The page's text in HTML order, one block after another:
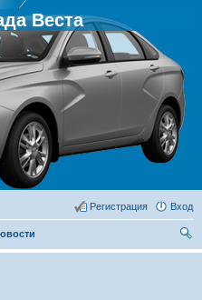
Веста
Вход
Регистрация
ои